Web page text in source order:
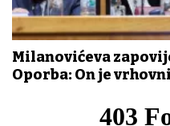
Milanovićeva
Oporba: On je